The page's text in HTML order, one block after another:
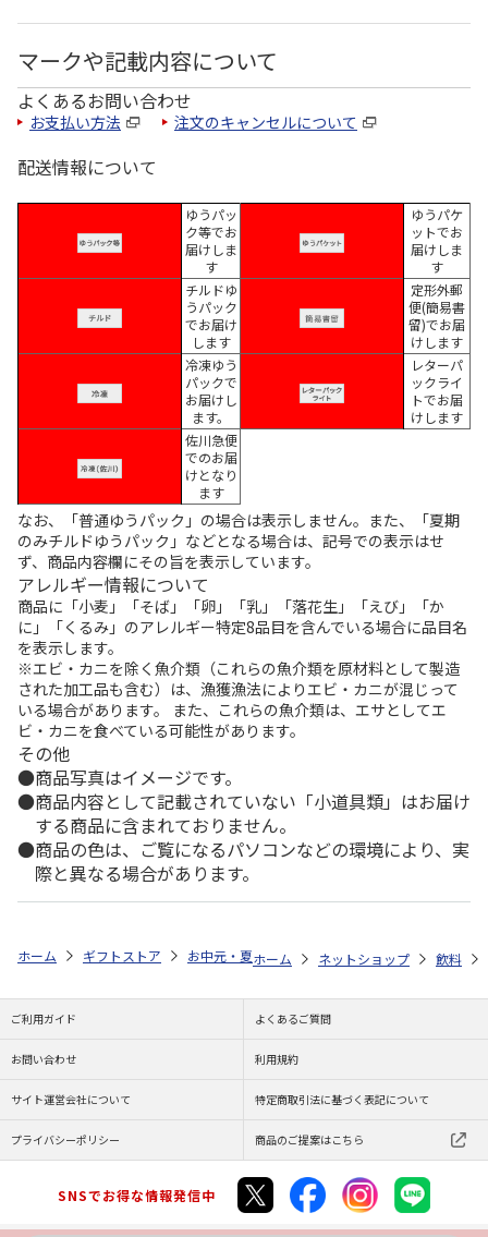
マークや記載内容について
よくあるお問い合わせ
お支払い方法 注文のキャンセルについて
配送情報について
ゆうパッ
ク等でお
届けしま
す
ゆうパケ
ットでお
届けしま
す
チルドゆ
うパック
でお届け
します
定形外郵
便(簡易書
留)でお届
けします
冷凍ゆう
パックで
お届けし
ます。
レターパ
ックライ
トでお届
けします
佐川急便
でのお届
けとなり
ます
なお、「普通ゆうパック」の場合は表示しません。また、「夏期
のみチルドゆうパック」などとなる場合は、記号での表示はせ
ず、商品内容欄にその旨を表示しています。
アレルギー情報について
商品に「小麦」「そば」「卵」「乳」「落花生」「えび」「か
に」「くるみ」のアレルギー特定8品目を含んでいる場合に品目名
を表示します。
※エビ・カニを除く魚介類（これらの魚介類を原材料として製造
された加工品も含む）は、漁獲漁法によりエビ・カニが混じって
いる場合があります。 また、これらの魚介類は、エサとしてエ
ビ・カニを食べている可能性があります。
その他
商品写真はイメージです。
商品内容として記載されていない「小道具類」はお届け
する商品に含まれておりません。
商品の色は、ご覧になるパソコンなどの環境により、実
際と異なる場合があります。
ホーム ギフトストア お中元・夏ギフト特集 2026 ゆうゆうギフト
ホーム ネットショップ 飲料
ご利用ガイド よくあるご質問
お問い合わせ 利用規約
サイト運営会社について 特定商取引法に基づく表記について
プライバシーポリシー 商品のご提案はこちら
SNSでお得な情報発信中